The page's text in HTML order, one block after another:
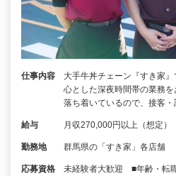
仕事内容
大手牛丼チェーン『すき家
心とした深夜時間帯の業務
落ち着いているので、接客
給与 月収270,000円以上（想定）
勤務地 群馬県の「すき家」各店舗
応募資格
未経験者大歓迎 ■年齢・転